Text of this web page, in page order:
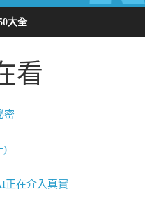
大全
看
密
)
正在介入真實